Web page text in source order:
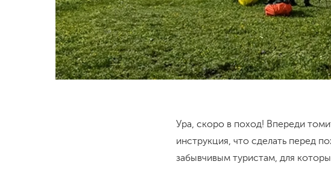
Ура, скоро в поход! Впереди
инструкция, что сделать перед
забывчивым туристам, для